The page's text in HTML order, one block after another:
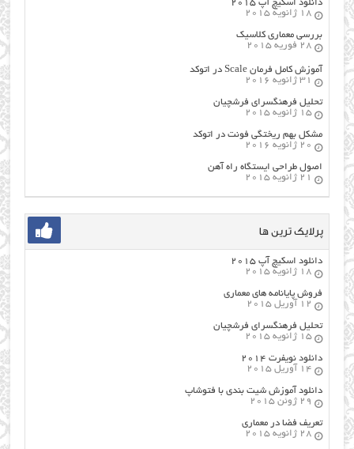
دانلود اسکیچ آپ ۲۰۱۵
18 ژانویه 2015
بررسی معماری کلاسیک
28 فوریه 2015
آموزش کامل فرمان Scale در اتوکد
31 ژانویه 2016
تحلیل فرهنگسرای فرشچیان
15 ژانویه 2015
مشکل بهم ریختگی فونت در اتوکد
20 ژانویه 2016
اصول طراحي ایستگاه راه آهن
21 ژانویه 2015
پرلایک ترین ها
دانلود اسکیچ آپ ۲۰۱۵
18 ژانویه 2015
فروش پایانامه های معماری
12 آوریل 2015
تحلیل فرهنگسرای فرشچیان
15 ژانویه 2015
دانلود نویفرت ۲۰۱۴
14 آوریل 2015
دانلود آموزش شیت بندی با فتوشاپ
29 ژوئن 2015
تعریف فضا در معماری
28 ژانویه 2015